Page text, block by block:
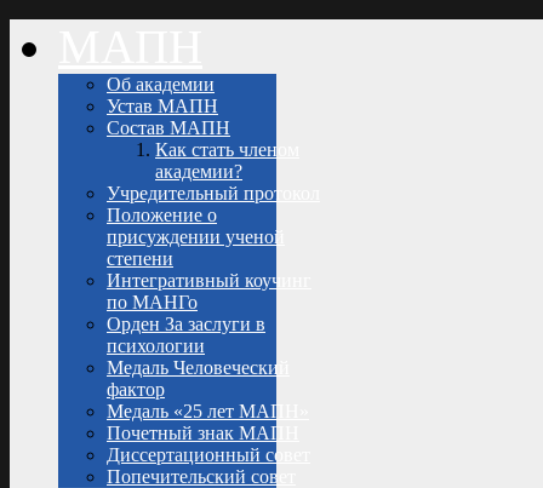
Об академии
Устав МАПН
Состав МАПН
Как стать членом
академии?
Учредительный протокол
Положение о
присуждении ученой
степени
Интегративный коучинг
по МАНГо
Орден За заслуги в
психологии
Медаль Человеческий
фактор
Медаль «25 лет МАПН»
Почетный знак МАПН
Диссертационный совет
Попечительский совет